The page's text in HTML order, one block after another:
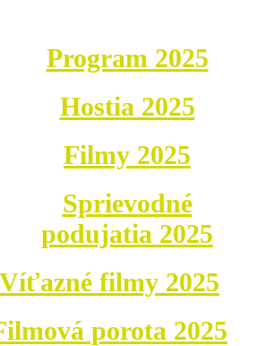
Program 2025
Hostia 2025
Filmy 2025
Sprievodné
podujatia 2025
Víťazné filmy 2025
porota 2025